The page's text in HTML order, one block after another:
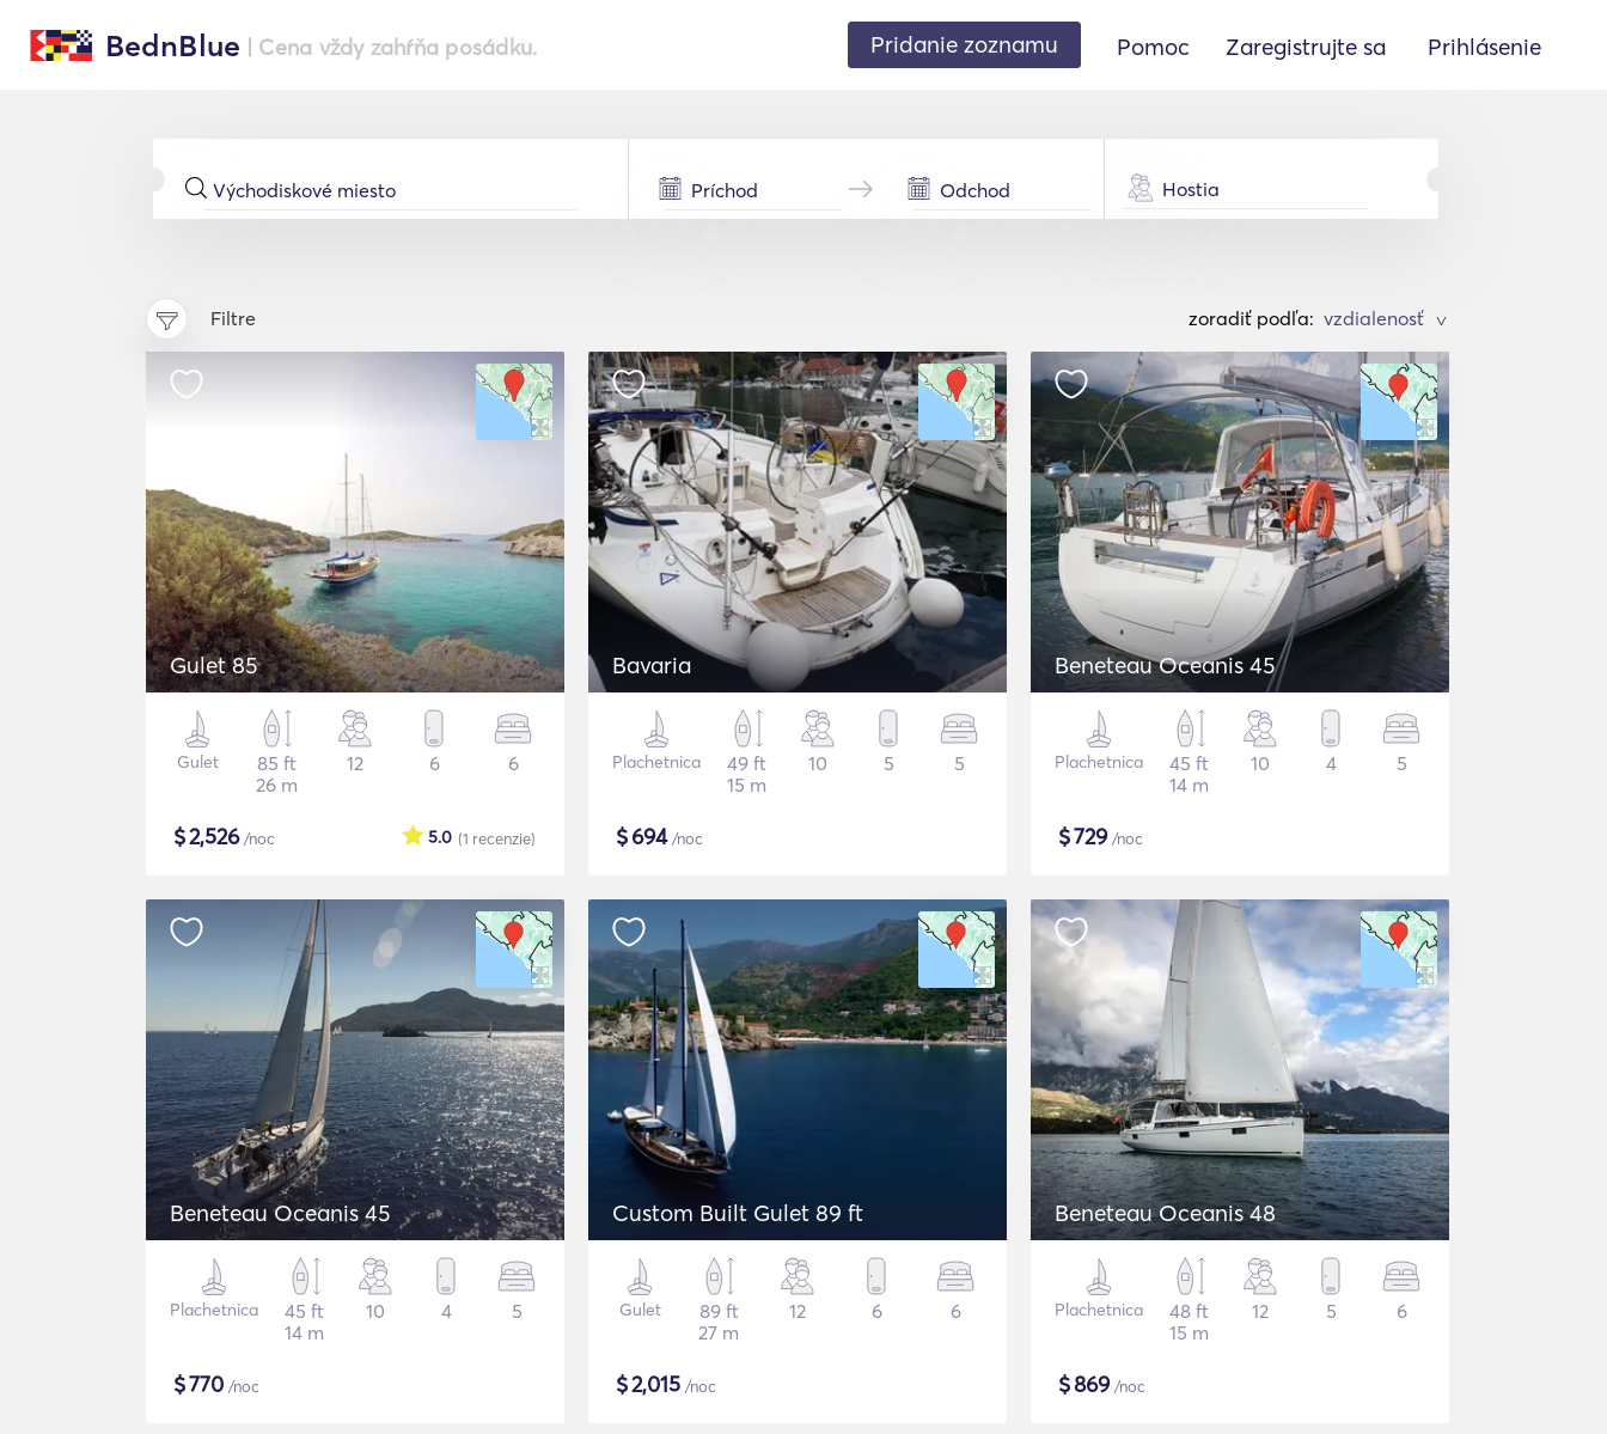
BednBlue | Cena vždy zahŕňa posádku. Pridanie zoznamu Pomoc Zaregistrujte sa Prihlásenie
Hostia
Filtre zoradiť podľa: >
Gulet 85
Gulet
85 ft
26 m
12 6 6
$2,526/noc (1 recenzie)
5.0
Bavaria
Plachetnica
49 ft
15 m
10 5 5
$694/noc
Beneteau Oceanis 45
Plachetnica
45 ft
14 m
10 4 5
$729/noc
Beneteau Oceanis 45
Plachetnica
45 ft
14 m
10 4 5
$770 /noc
Custom Built Gulet 89 ft
Gulet
89 ft
27 m
12 6 6
$2,015 /noc
Beneteau Oceanis 48
Plachetnica
48 ft
15 m
12 5 6
$869/noc